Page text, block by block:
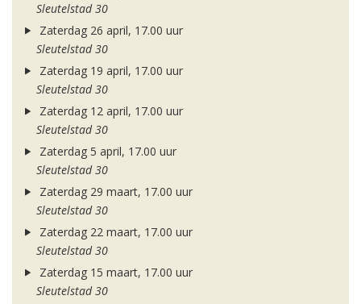
Sleutelstad 30
Zaterdag 26 april, 17.00 uur
Sleutelstad 30
Zaterdag 19 april, 17.00 uur
Sleutelstad 30
Zaterdag 12 april, 17.00 uur
Sleutelstad 30
Zaterdag 5 april, 17.00 uur
Sleutelstad 30
Zaterdag 29 maart, 17.00 uur
Sleutelstad 30
Zaterdag 22 maart, 17.00 uur
Sleutelstad 30
Zaterdag 15 maart, 17.00 uur
Sleutelstad 30